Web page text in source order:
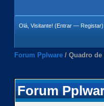
Olá, Visitante! (Entrar — Registar)
Forum Pplware / Quadro de
Forum